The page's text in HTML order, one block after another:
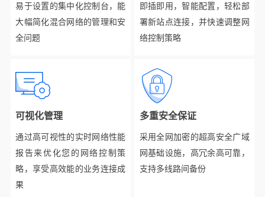
易于设置的集中化控制台，能
大幅简化混合网络的管理和安
全问题
即插即用，智能配置，轻松部
署新站点连接，并快速调整网
络控制策略
可视化管理
通过高可视性的实时网络性能
报告来优化您的网络控制策
略，享受高效能的业务连接成
果
多重安全保证
采用全网加密的超高安全广域
网基础设施，高冗余高可靠，
支持多线路间备份